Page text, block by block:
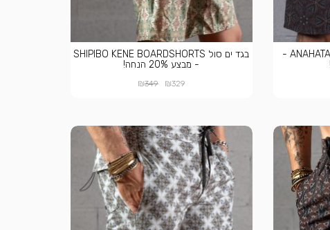
בגד ים סול ANAHATA BOARDSHORTS -
בגד ים סול SHIPIBO KENE BOARDSHORTS
- מבצע 20% הנחה!
₪329
₪349